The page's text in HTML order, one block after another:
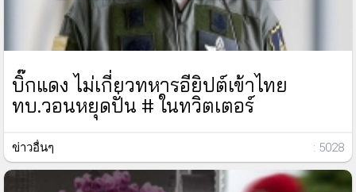
บิ๊กแดง ไม่เกี่ยวทหารอียิปต์เข้าไทย
ทบ.วอนหยุดปั่น # ในทวิตเตอร์
ข่าวอื่นๆ : 5028